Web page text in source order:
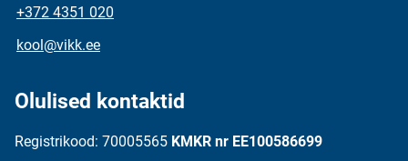
+372 4351 020
kool@vikk.ee
Olulised kontaktid
Registrikood: 70005565 KMKR nr EE100586699